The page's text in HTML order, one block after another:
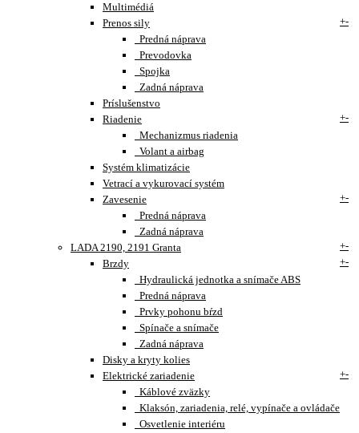
Multimédiá
Prenos sily
+-
Predná náprava
Prevodovka
Spojka
Zadná náprava
Príslušenstvo
Riadenie
+-
Mechanizmus riadenia
Volant a airbag
Systém klimatizácie
Vetrací a vykurovací systém
Zavesenie
+-
Predná náprava
Zadná náprava
LADA 2190, 2191 Granta
+-
Brzdy
+-
Hydraulická jednotka a snímače ABS
Predná náprava
Prvky pohonu bŕzd
Spínače a snímače
Zadná náprava
Disky a kryty kolies
Elektrické zariadenie
+-
Káblové zväzky
Klaksón, zariadenia, relé, vypínače a ovládače
Osvetlenie interiéru